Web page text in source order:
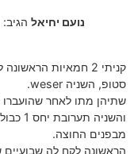
נועם יחיאל הגיב:
קניתי 2 חמאיות
סטופ, השניה weser.
שתיהן מתו לאחר שהועברו
מבפנים החוצה.
הראשונה לקח לה